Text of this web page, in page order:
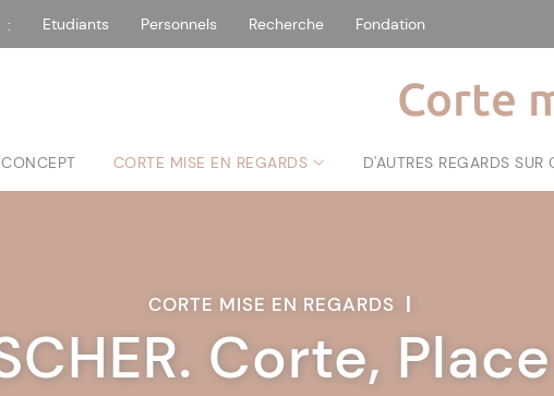
: Etudiants Personnels Recherche Fondation
Corte
CORTE MISE EN REGARDS D'AUTRES REGARDS SUR
CORTE MISE EN REGARDS |
Corte,